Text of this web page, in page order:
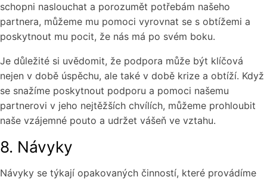
schopni naslouchat a porozumět potřebám našeho
partnera, můžeme mu pomoci vyrovnat se s obtížemi a
poskytnout mu pocit, že nás má po svém boku.
Je důležité si uvědomit, že podpora může být klíčová
nejen v době úspěchu, ale také v době krize a obtíží. Když
se snažíme poskytnout podporu a pomoci našemu
partnerovi v jeho nejtěžších chvílích, můžeme prohloubit
naše vzájemné pouto a udržet vášeň ve vztahu.
8. Návyky
Návyky se týkají opakovaných činností, které provádíme